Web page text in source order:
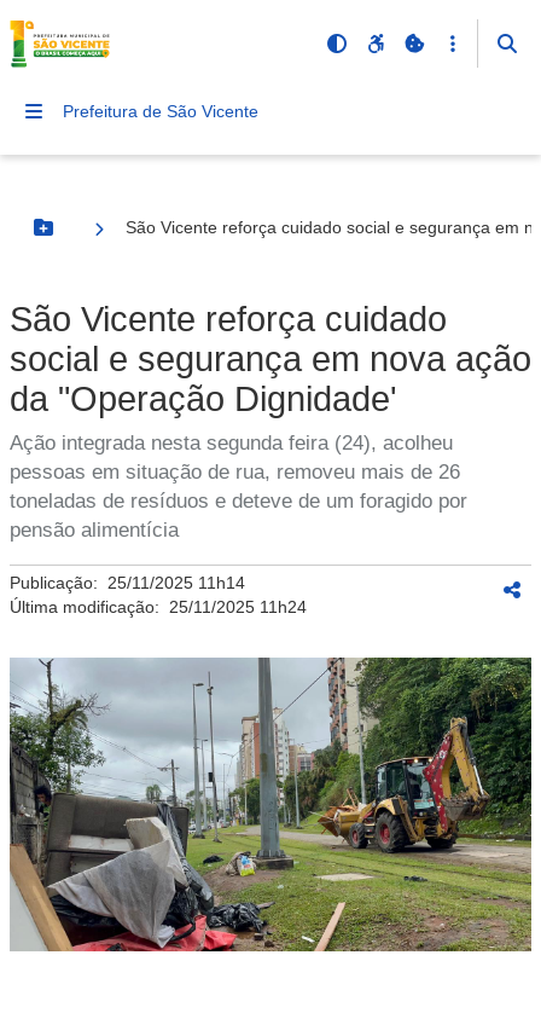
Prefeitura de São Vicente
Botão Menu
São Vicente reforça cuidado social e segurança em
São Vicente reforça cuidado
social e segurança em nova ação
da "Operação Dignidade'
Ação integrada nesta segunda feira (24), acolheu
pessoas em situação de rua, removeu mais de 26
toneladas de resíduos e deteve de um foragido por
pensão alimentícia
Publicação: 25/11/2025 11h14
Última modificação: 25/11/2025 11h24